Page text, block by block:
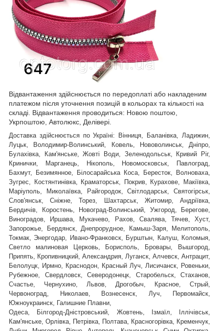
Відвантаження здійснюється по передоплаті або накладеним
платежом після уточнення позицій в кольорах та кількості на
складі. Відвантаження проводиться: Новою поштою,
Укрпоштою, Автолюкс, Делівері.
Доставка здійснюється по Україні: Вінниця, Баланівка, Ладижин,
Луцьк, Володимир-Волинський, Ковель, Нововолинськ, Дніпро,
Булахівка, Кам'янське, Жовті Води, Зеленодольськ, Кривий Ріг,
Кринички, Марганець, Нікополь, Новомосковськ, Павлоград,
Бахмут, Безимянное, Білосарайська Коса, Бересток, Волноваха,
Зугрес, Костянтинівка, Краматорськ, Покрив, Курахове, Макіївка,
Маріуполь, Миколаївка, Райгородок, Світлодарськ, Святогірськ,
Слов'янськ, Сніжне, Торез, Шахтарськ, Житомир, Андріївка,
Бердичів, Коростень, Новоград-Волинський, Ужгород, Берегове,
Виноградов, Иршава, Мукачево, Рахов, Свалява, Тячев, Хуст,
Запорожье, Бердянск, Днепрорудное, Камыш-Заря, Мелитополь,
Токмак, Энергодар, Ивано-Франковск, Бурштын, Калуш, Коломыя,
Светло малиновая Церковь, Борисполь, Бровары, Вышгород,
Припять, Кропивницкий, Александрия, Луганск, Алчевск, Антрацит,
Белолуцк, Ирмно, Краснодон, Красный Луч, Лисичанск, Ровеньки,
Рубежное, Свердловск, Северодонецк, Старобельск, Стаханов,
Счастье, Чернухино, Львов, Дрогобыч, Красное, Стрый,
Червоноград,
Николаев, Вознесенск, Луч, Первомайск,
Южноукраинск, Галишние Плавни,
Одеса, Білгород-Дністровський, Жовтень, Ізмаїл, Іллічівськ,
Кам'янське, Орлівка, Петрівка, Полтава, Красногорівка, Кременчук,